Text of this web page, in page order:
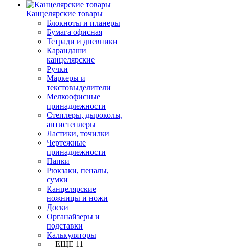
Канцелярские товары
Блокноты и планеры
Бумага офисная
Тетради и дневники
Карандаши
канцелярские
Ручки
Маркеры и
текстовыделители
Мелкоофисные
принадлежности
Степлеры, дыроколы,
антистеплеры
Ластики, точилки
Чертежные
принадлежности
Папки
Рюкзаки, пеналы,
сумки
Канцелярские
ножницы и ножи
Доски
Органайзеры и
подставки
Калькуляторы
+ ЕЩЕ 11